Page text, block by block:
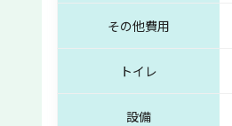
その他費用
トイレ
設備